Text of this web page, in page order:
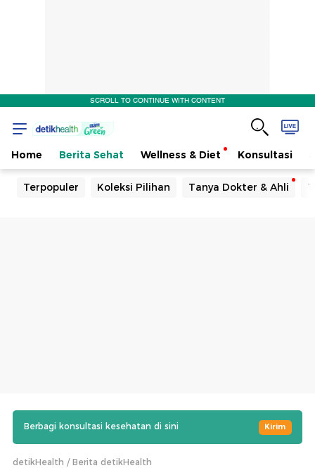
SCROLL TO CONTINUE WITH CONTENT
Home Berita Sehat Wellness & Diet Konsultasi
Terpopuler Koleksi Pilihan Tanya Dokter & Ahli
Berbagi konsultasi kesehatan di sini Kirim
detikHealth Berita detikHealth